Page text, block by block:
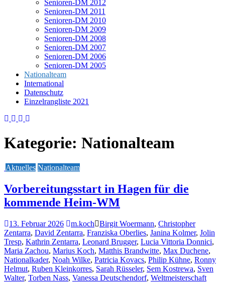
Senioren-DM 2012
Senioren-DM 2011
Senioren-DM 2010
Senioren-DM 2009
Senioren-DM 2008
Senioren-DM 2007
Senioren-DM 2006
Senioren-DM 2005
Nationalteam
International
Datenschutz
Einzelrangliste 2021
Kategorie: Nationalteam
Aktuelles Nationalteam
Vorbereitungsstart in Hagen für die
kommende Heim-WM
13. Februar 2026 m.koch Birgit Woermann, Christopher
Zentarra, David Zentarra, Franziska Oberlies, Janina Kolmer, Jolin
Tresp, Kathrin Zentarra, Leonard Brugger, Lucia Vittoria Donnici,
Maria Zachou, Marius Koch, Matthis Brandwitte, Max Duchene,
Nationalkader, Noah Wilke, Patricia Kovacs, Philip Kühne, Ronny
Helmut, Ruben Kleinkorres, Sarah Rüsseler, Sem Kostrewa, Sven
Walter, Torben Nass, Vanessa Deutschendorf, Weltmeisterschaft